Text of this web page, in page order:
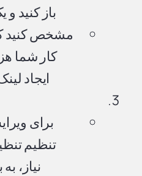
باز کنید و
مشخص کنید
کار شما
ایجاد
تنظیم